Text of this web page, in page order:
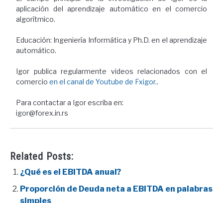
aplicación del aprendizaje automático en el comercio
algorítmico.
Educación: Ingeniería Informática y Ph.D. en el aprendizaje
automático.
Igor publica regularmente videos relacionados con el
comercio en el canal de Youtube de Fxigor..
Para contactar a Igor escriba en:
igor@forex.in.rs
Related Posts:
¿Qué es el EBITDA anual?
Proporción de Deuda neta a EBITDA en palabras
simples